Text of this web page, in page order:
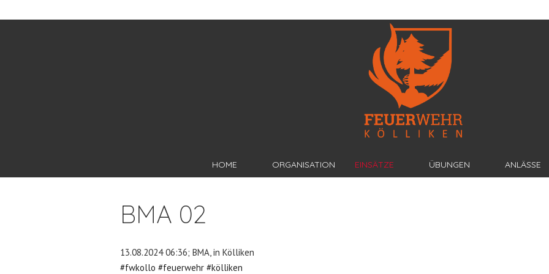
HOME ORGANISATION EINSÄTZE ÜBUNGEN ANLÄSSE
BMA 02
13.08.2024 06:36; BMA, in Kölliken
#fwkollo #feuerwehr #kölliken